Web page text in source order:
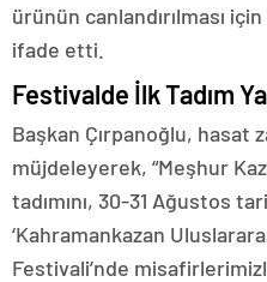
ürünün canlandırılması
ifade etti.
Festivalde İlk Tadım
Başkan Çırpanoğlu, hasat
müjdeleyerek, “Meşhur
tadımını, 30-31 Ağustos
‘Kahramankazan
Festivali’nde